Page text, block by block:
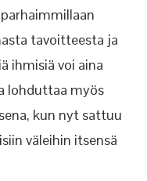
tavoitteesta ja
ihmisiä voi aina
lohduttaa myös
kun nyt sattuu
väleihin itsensä